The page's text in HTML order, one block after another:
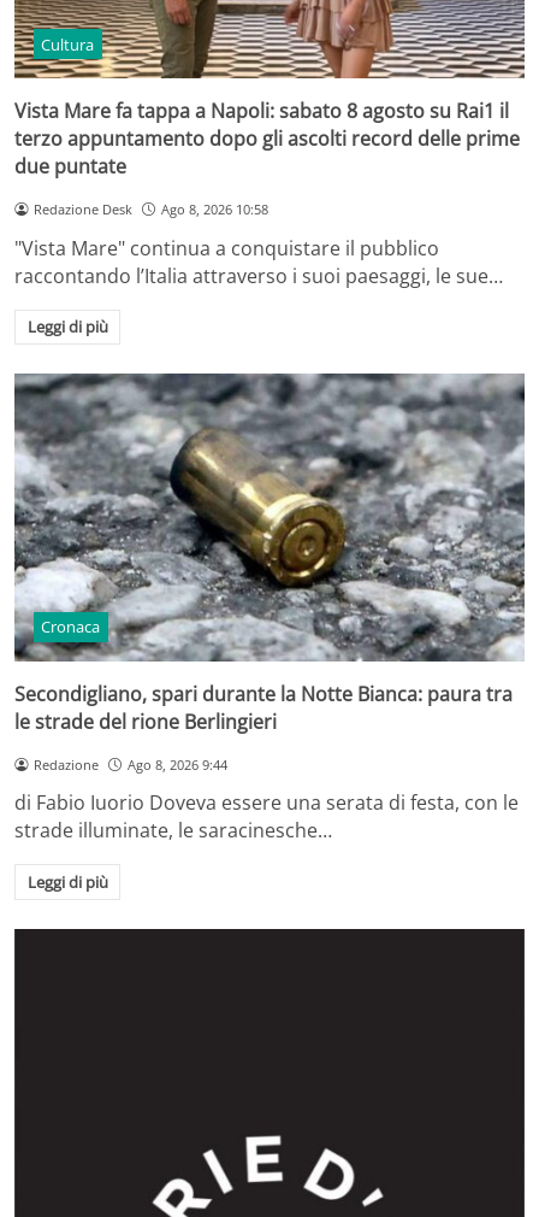
Cultura
Vista Mare fa tappa a Napoli: sabato 8 agosto su Rai1 il
terzo appuntamento dopo gli ascolti record delle prime
due puntate
Redazione Desk Ago 8, 2026 10:58
"Vista Mare" continua a conquistare il pubblico
raccontando l’Italia attraverso i suoi paesaggi, le sue…
Leggi di più
Cronaca
Secondigliano, spari durante la Notte Bianca: paura tra
le strade del rione Berlingieri
Redazione Ago 8, 2026 9:44
di Fabio Iuorio Doveva essere una serata di festa, con le
strade illuminate, le saracinesche…
Leggi di più